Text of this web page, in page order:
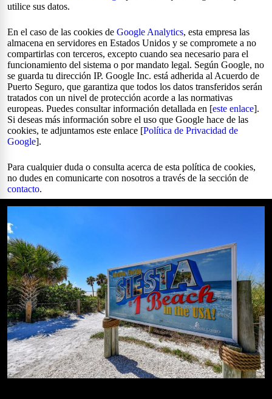
utilice sus datos.
En el caso de las cookies de Google Analytics, esta empresa las
almacena en servidores en Estados Unidos y se compromete a no
compartirlas con terceros, excepto cuando sea necesario para el
funcionamiento del sistema o por mandato legal. Según Google, no
se guarda tu dirección IP. Google Inc. está adherida al Acuerdo de
Puerto Seguro, que garantiza que todos los datos transferidos serán
tratados con un nivel de protección acorde a las normativas
europeas. Puedes consultar información detallada en [este enlace].
Si deseas más información sobre el uso que Google hace de las
cookies, te adjuntamos este enlace [Política de Privacidad de
Google].
Para cualquier duda o consulta acerca de esta política de cookies,
no dudes en comunicarte con nosotros a través de la sección de
contacto.